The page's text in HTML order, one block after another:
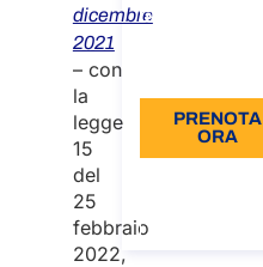
dicembre
2021
– con
la
legge
15
del
25
febbraio
2022,
PRENOTA
ORA